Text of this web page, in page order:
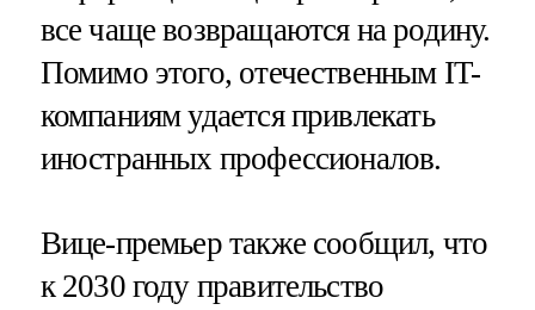
все чаще возвращаются на родину.
Помимо этого, отечественным IT-
компаниям удается привлекать
иностранных профессионалов.
Вице-премьер также сообщил, что
к 2030 году правительство